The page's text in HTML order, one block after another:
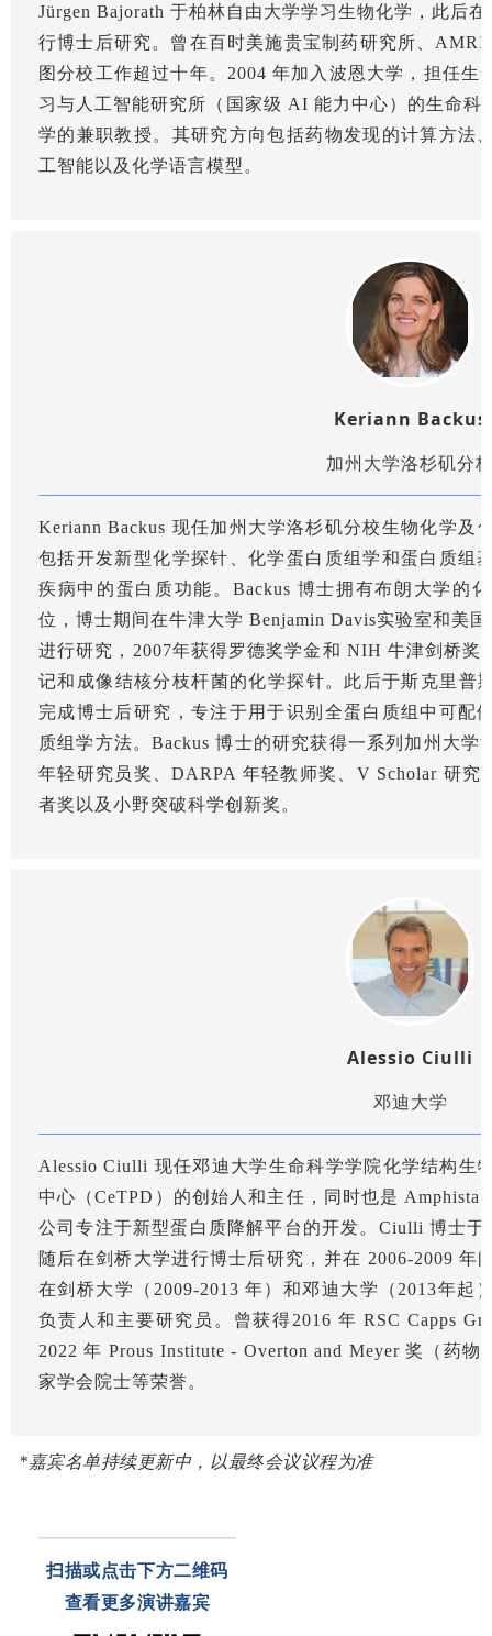
Jürgen Bajorath 于柏林自由大学学习生物化学，此后
行博士后研究。曾在百时美施贵宝制药研究所、
图分校工作超过十年。2004 年加入波恩大学，担任生
习与人工智能研究所（国家级 AI 能力中心）的生命科
学的兼职教授。其研究方向包括药物发现的计算方法
工智能以及化学语言模型。
Keriann Backus
加州大学洛杉矶分
Keriann Backus 现任加州大学洛杉矶分校生物化学及
包括开发新型化学探针、化学蛋白质组学和蛋白质组
疾病中的蛋白质功能。Backus 博士拥有布朗大学的
位，博士期间在牛津大学 Benjamin Davis实验室和美
进行研究，2007年获得罗德奖学金和 NIH 牛津剑桥奖
记和成像结核分枝杆菌的化学探针。此后于斯克里普
完成博士后研究，专注于用于识别全蛋白质组中可配
质组学方法。Backus 博士的研究获得一系列加州大
年轻研究员奖、DARPA 年轻教师奖、V Scholar 研究
者奖以及小野突破科学创新奖。
Alessio Ciulli
邓迪大学
Alessio Ciulli 现任邓迪大学生命科学学院化学结构生
中心（CeTPD）的创始人和主任，同时也是 Amphista
公司专注于新型蛋白质降解平台的开发。Ciulli 博士
随后在剑桥大学进行博士后研究，并在 2006-2009 年
在剑桥大学（2009-2013 年）和邓迪大学（2013年起
负责人和主要研究员。曾获得2016 年 RSC Capps
2022 年 Prous Institute - Overton and Meyer 奖（药
家学会院士等荣誉。
*嘉宾名单持续更新中，以最终会议议程为准
扫描或点击下方二维码
查看更多演讲嘉宾